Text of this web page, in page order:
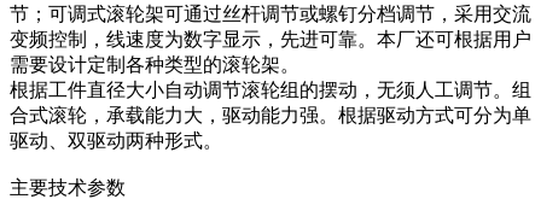
节；可调式滚轮架可通过丝杆调节或螺钉分档调节，采用交流
变频控制，线速度为数字显示，先进可靠。本厂还可根据用户
需要设计定制各种类型的滚轮架。
根据工件直径大小自动调节滚轮组的摆动，无须人工调节。组
合式滚轮，承载能力大，驱动能力强。根据驱动方式可分为单
驱动、双驱动两种形式。
主要技术参数